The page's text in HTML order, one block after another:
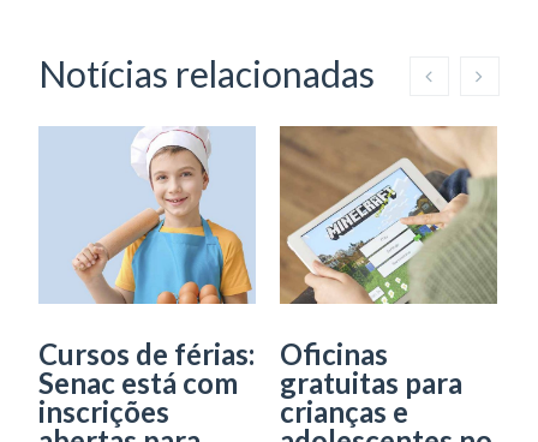
Notícias relacionadas
Cursos de férias:
Senac está com
inscrições
Oficinas
gratuitas para
crianças e